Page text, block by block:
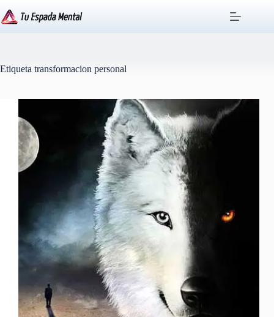
al
contenido
Etiqueta transformacion personal